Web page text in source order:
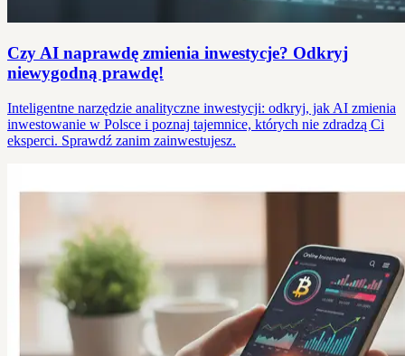
Czy AI naprawdę zmienia inwestycje? Odkryj
niewygodną prawdę!
Inteligentne narzędzie analityczne inwestycji: odkryj, jak AI zmienia
inwestowanie w Polsce i poznaj tajemnice, których nie zdradzą Ci
eksperci. Sprawdź zanim zainwestujesz.